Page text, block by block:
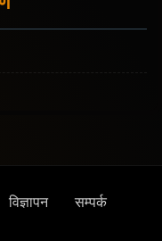
विज्ञापन सम्पर्क